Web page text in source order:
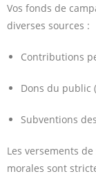
Vos fonds de
diverses sources :
Contributions
Dons du public
Subventions
Les versements
morales sont